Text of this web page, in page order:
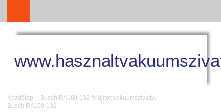
Kezdőlap
Busch RA160-132 felújított vákuumszivattyú
Busch RA160-132